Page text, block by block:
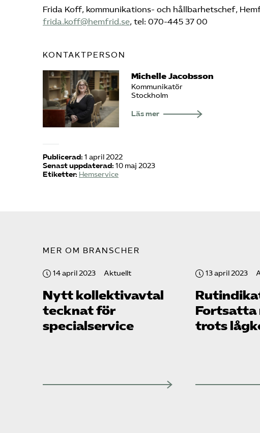
Frida Koff, kommunikations- och hållbarhetschef,
frida.koff@hemfrid.se, tel: 070-445 37 00
KONTAKTPERSON
Michelle Jacobsson
Kommunikatör
Stockholm
Läs mer
Publicerad: 1 april 2022
Senast uppdaterad: 10 maj 2023
Etiketter: Hemservice
MER OM BRANSCHER
14 april 2023 Aktuellt
Nytt kollektivavtal
tecknat för
specialservice
13 april 2023
Fortsatta
trots